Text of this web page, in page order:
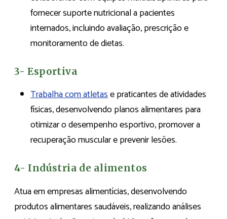
fornecer suporte nutricional a pacientes
internados, incluindo avaliação, prescrição e
monitoramento de dietas.
3- Esportiva
Trabalha com atletase praticantes de atividades
físicas, desenvolvendo planos alimentares para
otimizar o desempenho esportivo, promover a
recuperação muscular e prevenir lesões.
4- Indústria de alimentos
Atua em empresas alimentícias, desenvolvendo
produtos alimentares saudáveis, realizando análises